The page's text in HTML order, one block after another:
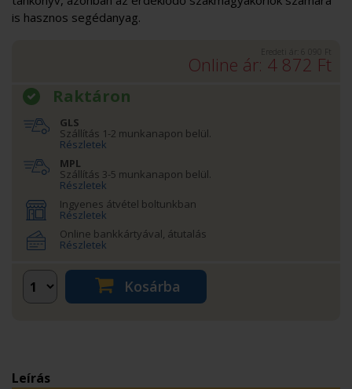
is hasznos segédanyag.
Eredeti ár: Ft
Online ár: 4 872 Ft
Raktáron
GLS
Szállítás 1-2 munkanapon belül.
Részletek
MPL
Szállítás 3-5 munkanapon belül.
Részletek
Ingyenes átvétel boltunkban
Részletek
Online bankkártyával, átutalás
Részletek
Kosárba
Leírás